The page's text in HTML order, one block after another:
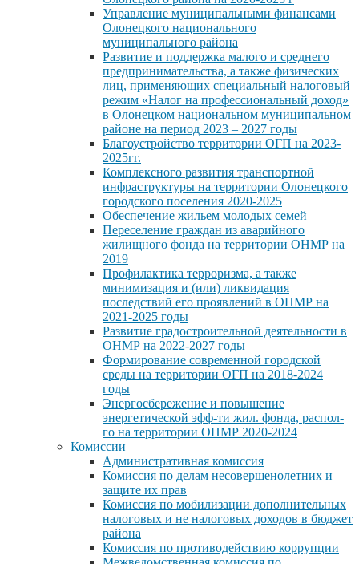
Управление муниципальными финансами
Олонецкого национального
муниципального района
Развитие и поддержка малого и среднего
предпринимательства, а также физических
лиц, применяющих специальный налоговый
режим «Налог на профессиональный доход»
в Олонецком национальном муниципальном
районе на период 2023 – 2027 годы
Благоустройство территории ОГП на 2023-
2025гг.
Комплексного развития транспортной
инфраструктуры на территории Олонецкого
городского поселения 2020-2025
Обеспечение жильем молодых семей
Переселение граждан из аварийного
жилищного фонда на территории ОНМР на
2019
Профилактика терроризма, а также
минимизация и (или) ликвидация
последствий его проявлений в ОНМР на
2021-2025 годы
Развитие градостроительной деятельности в
ОНМР на 2022-2027 годы
Формирование современной городской
среды на территории ОГП на 2018-2024
годы
Энергосбережение и повышение
энергетической эфф-ти жил. фонда, распол-
го на территории ОНМР 2020-2024
Комиссии
Административная комиссия
Комиссия по делам несовершенолетних и
защите их прав
Комиссия по мобилизации дополнительных
налоговых и не налоговых доходов в бюджет
района
Комиссия по противодействию коррупции